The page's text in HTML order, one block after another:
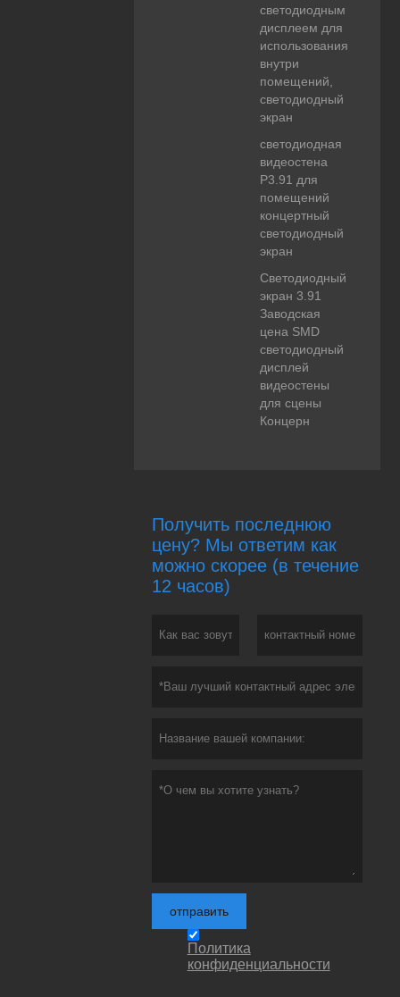
светодиодным
дисплеем для
использования
внутри
помещений,
светодиодный
экран
светодиодная
видеостена
P3.91 для
помещений
концертный
светодиодный
экран
Светодиодный
экран 3.91
Заводская
цена SMD
светодиодный
дисплей
видеостены
для сцены
Концерн
Получить последнюю
цену? Мы ответим как
можно скорее (в течение
12 часов)
отправить
Политика
конфиденциальности